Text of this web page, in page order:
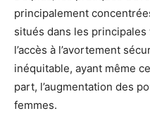
principalement
situés dans les
l’accès à l’avortement
inéquitable, ayant même
part, l’augmentation des
femmes.